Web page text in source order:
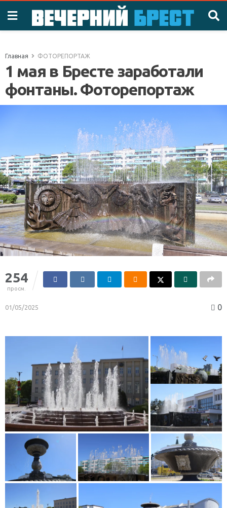
Главная ФОТОРЕПОРТАЖ
1 мая в Бресте заработали
фонтаны. Фоторепортаж
254
просм.
01/05/2025 0